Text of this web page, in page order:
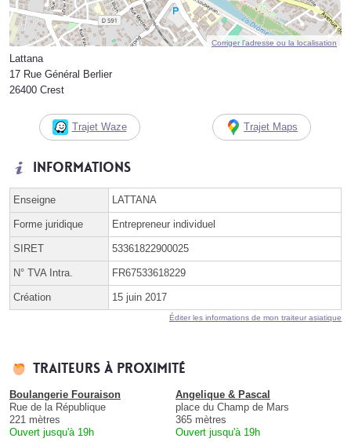
Corriger l’adresse ou la localisation
Lattana
17 Rue Général Berlier
26400 Crest
Trajet Waze Trajet Maps
Informations
Enseigne LATTANA
Forme juridique Entrepreneur individuel
SIRET 53361822900025
N° TVA Intra. FR67533618229
Création 15 juin 2017
Éditer les informations de mon traiteur asiatique
Traiteurs à proximité
Boulangerie Fouraison
Rue de la République
221 mètres
Ouvert jusqu'à 19h
Angelique & Pascal
place du Champ de Mars
365 mètres
Ouvert jusqu'à 19h